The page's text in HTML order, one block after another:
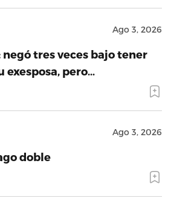
Ago 3, 2026
negó tres veces bajo tener
exesposa, pero…
Ago 3, 2026
doble